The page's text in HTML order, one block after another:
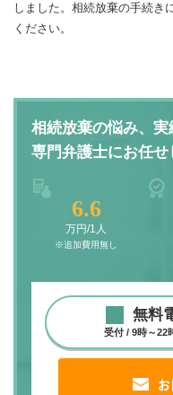
しました。相続放棄の手続き
ください。
相続放棄の悩み、実
専門弁護士にお任せ
6.6
万円/1人
※追加費用無し
無料
受付 / 9時～22